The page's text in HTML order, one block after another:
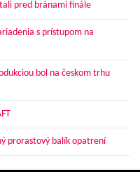
pred bránami finále
s prístupom na
bol na českom trhu
prorastový balík opatrení